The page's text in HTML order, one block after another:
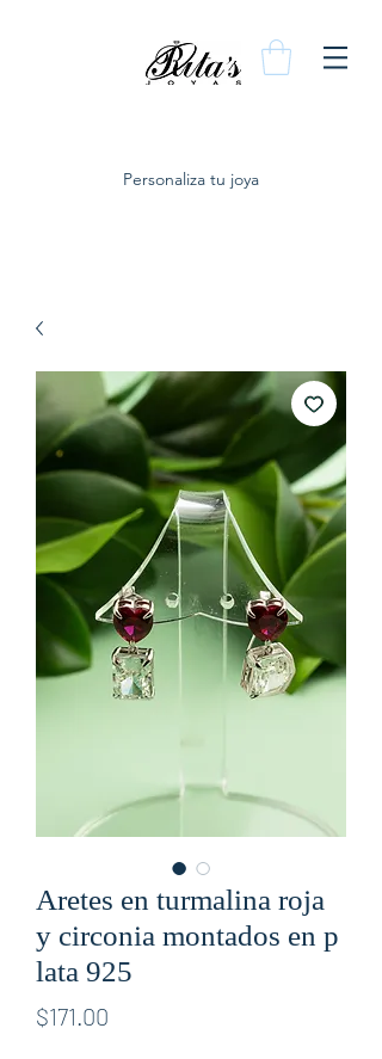
Personaliza tu joya
Aretes en turmalina roja
y circonia montados en p
lata 925
$171.00